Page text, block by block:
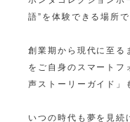
語”を体験できる場所で
創業期から現代に至る
をご自身のスマートフ
声ストーリーガイド」
いつの時代も夢を見続